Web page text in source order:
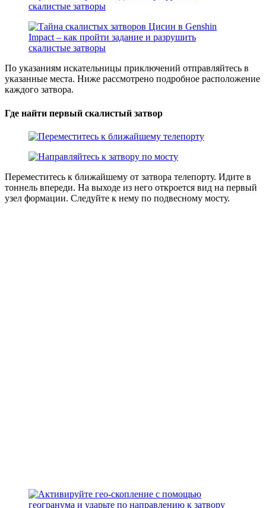
По указаниям искательницы приключений отправляйтесь в
указанные места. Ниже рассмотрено подробное расположение
каждого затвора.
Где найти первый скалистый затвор
Переместитесь к ближайшему от затвора телепорту. Идите в
тоннель впереди. На выходе из него откроется вид на первый
узел формации. Следуйте к нему по подвесному мосту.